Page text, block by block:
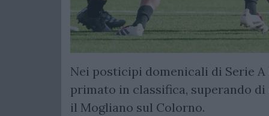
Nei posticipi domenicali di Serie
primato in classifica, superando
il Mogliano sul Colorno.